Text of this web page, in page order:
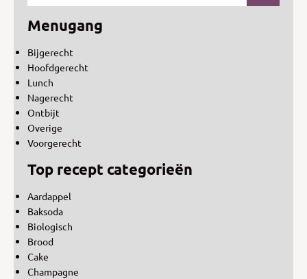
Menugang
Bijgerecht
Hoofdgerecht
Lunch
Nagerecht
Ontbijt
Overige
Voorgerecht
Top recept categorieën
Aardappel
Baksoda
Biologisch
Brood
Cake
Champagne